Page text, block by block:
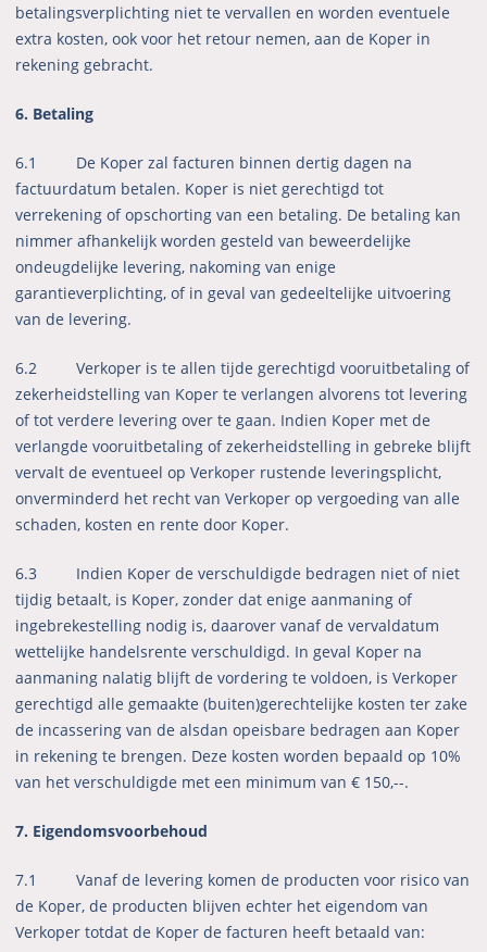
betalingsverplichting niet te vervallen en worden eventuele
extra kosten, ook voor het retour nemen, aan de Koper in
rekening gebracht.
6. Betaling
6.1 De Koper zal facturen binnen dertig dagen na
factuurdatum betalen. Koper is niet gerechtigd tot
verrekening of opschorting van een betaling. De betaling kan
nimmer afhankelijk worden gesteld van beweerdelijke
ondeugdelijke levering, nakoming van enige
garantieverplichting, of in geval van gedeeltelijke uitvoering
van de levering.
6.2 Verkoper is te allen tijde gerechtigd vooruitbetaling of
zekerheidstelling van Koper te verlangen alvorens tot levering
of tot verdere levering over te gaan. Indien Koper met de
verlangde vooruitbetaling of zekerheidstelling in gebreke blijft
vervalt de eventueel op Verkoper rustende leveringsplicht,
onverminderd het recht van Verkoper op vergoeding van alle
schaden, kosten en rente door Koper.
6.3 Indien Koper de verschuldigde bedragen niet of niet
tijdig betaalt, is Koper, zonder dat enige aanmaning of
ingebrekestelling nodig is, daarover vanaf de vervaldatum
wettelijke handelsrente verschuldigd. In geval Koper na
aanmaning nalatig blijft de vordering te voldoen, is Verkoper
gerechtigd alle gemaakte (buiten)gerechtelijke kosten ter zake
de incassering van de alsdan opeisbare bedragen aan Koper
in rekening te brengen. Deze kosten worden bepaald op 10%
van het verschuldigde met een minimum van € 150,--.
7. Eigendomsvoorbehoud
7.1 Vanaf de levering komen de producten voor risico van
de Koper, de producten blijven echter het eigendom van
Verkoper totdat de Koper de facturen heeft betaald van: